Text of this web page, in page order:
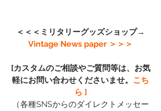
＜＜＜ミリタリーグッズショップ→
Vintage News paper ＞＞＞
[カスタムのご相談やご質問等は、お気
軽にお問い合わせくださいませ。 こち
ら ]
（各種SNSからのダイレクトメッセー